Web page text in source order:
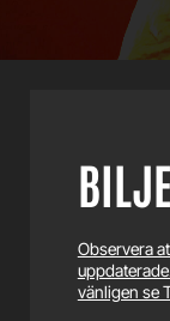
Observera
vänligen se